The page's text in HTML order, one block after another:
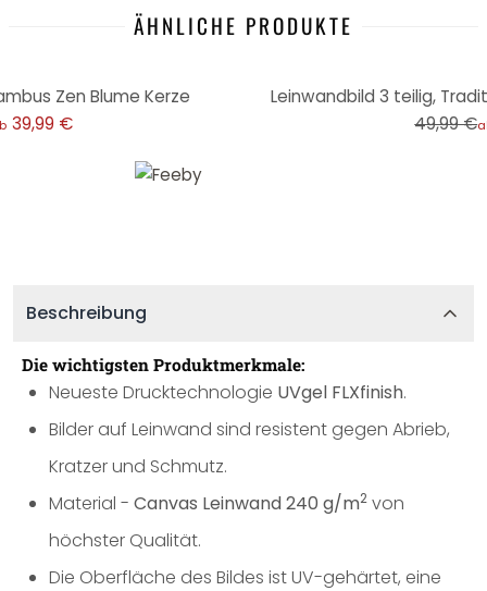
ÄHNLICHE PRODUKTE
Zen Blume Kerze
39,99 €
Leinwandbild 3 teilig,
49,99 €
Beschreibung
Die wichtigsten Produktmerkmale:
Neueste Drucktechnologie UVgel FLXfinish.
Bilder auf Leinwand sind resistent gegen Abrieb,
Kratzer und Schmutz.
Material - Canvas Leinwand 240 g/m2 von
höchster Qualität.
Die Oberfläche des Bildes ist UV-gehärtet, eine